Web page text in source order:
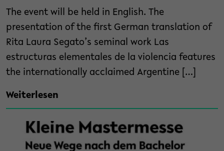
The event will be held in English. The
presentation of the first German translation of
Rita Laura Segato’s seminal work Las
estructuras elementales de la violencia features
the internationally acclaimed Argentine […]
Weiterlesen